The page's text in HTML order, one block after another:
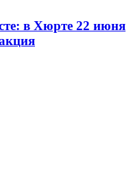
в Хюрте 22 июня